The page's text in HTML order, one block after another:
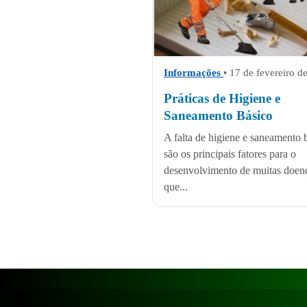
Informações • 17 de fevereiro
Práticas de Higiene e
Saneamento Básico
A falta de higiene e saneamento
são os principais fatores para o
desenvolvimento de muitas
que...